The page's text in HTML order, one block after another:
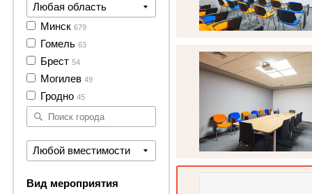
Любая область
Минск 679
Гомель 63
Брест 54
Могилев 49
Гродно 45
Любой вместимости
Вид мероприятия
6 фото
11 фото